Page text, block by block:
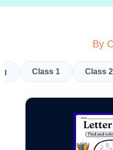
By
Class 1 Class 2